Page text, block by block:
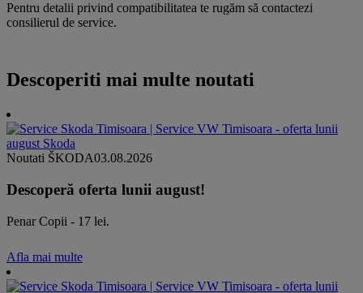
Pentru detalii privind compatibilitatea te rugăm să contactezi
consilierul de service.
Descoperiti mai multe noutati
Noutati ŠKODA03.08.2026
Descoperă oferta lunii august!
Penar Copii - 17 lei.
Afla mai multe